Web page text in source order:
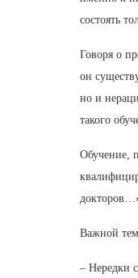
состоять
Говоря о
он
но и
такого
Обучение,
Важной
– Нередки